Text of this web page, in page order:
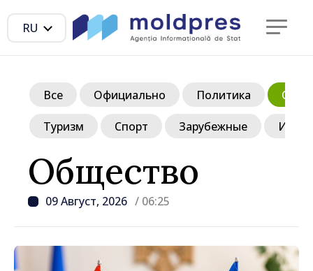
RU
Общество
09 Август, 2026 / 06:25
Все Официально Политика
Туризм Спорт Зарубежные